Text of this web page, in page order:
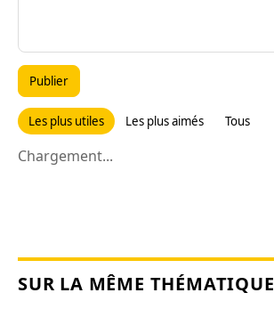
Publier
Les plus utiles Les plus aimés Tous
Chargement...
SUR LA MÊME THÉMATIQUE